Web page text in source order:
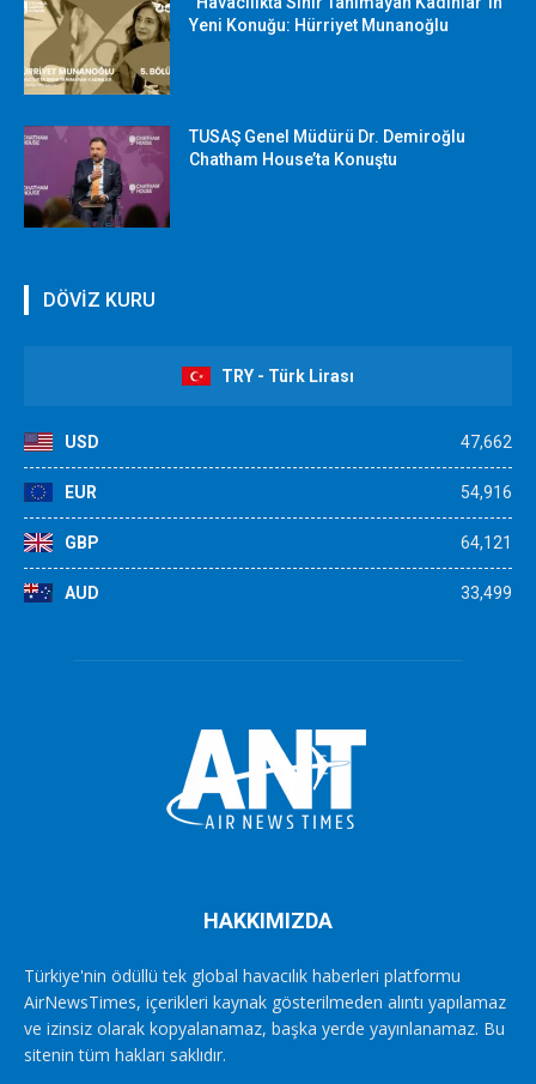
Yeni Konuğu: Hürriyet Munanoğlu
TUSAŞ Genel Müdürü Dr. Demiroğlu
Chatham House’ta Konuştu
DÖVİZ KURU
TRY - Türk Lirası
USD 47,662
EUR 54,916
GBP 64,121
AUD 33,499
HAKKIMIZDA
Türkiye'nin ödüllü tek global havacılık haberleri platformu
AirNewsTimes, içerikleri kaynak gösterilmeden alıntı yapılamaz
ve izinsiz olarak kopyalanamaz, başka yerde yayınlanamaz. Bu
sitenin tüm hakları saklıdır.